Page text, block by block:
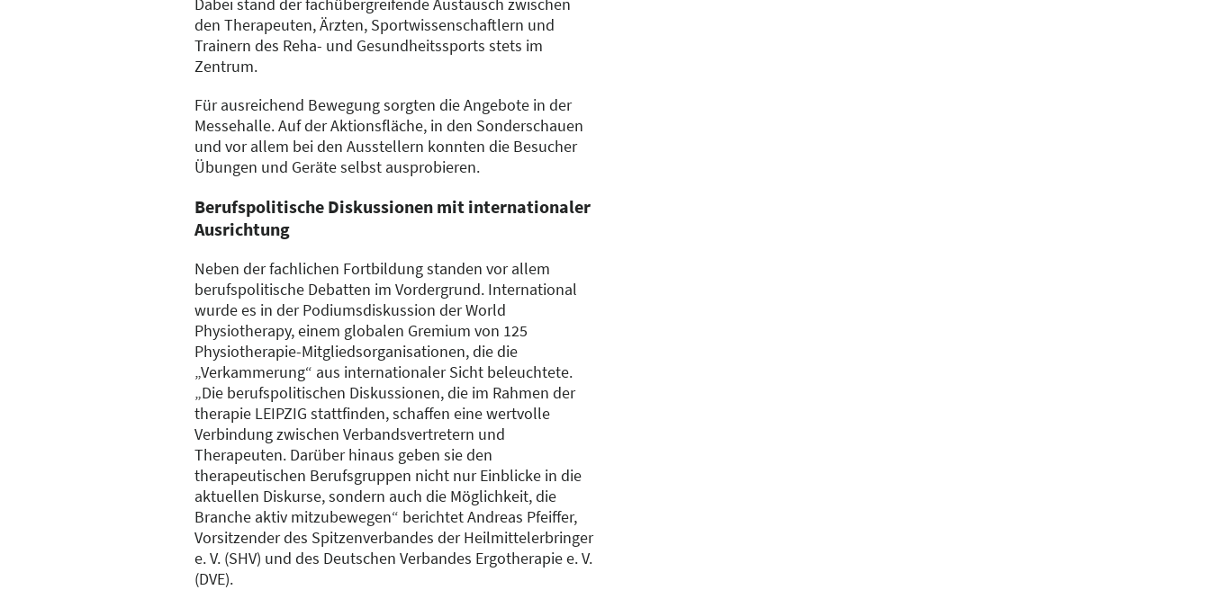
den Therapeuten, Ärzten, Sportwissenschaftlern und
Trainern des Reha- und Gesundheitssports stets im
Zentrum.
Für ausreichend Bewegung sorgten die Angebote in der
Messehalle. Auf der Aktionsfläche, in den Sonderschauen
und vor allem bei den Ausstellern konnten die Besucher
Übungen und Geräte selbst ausprobieren.
Berufspolitische Diskussionen mit internationaler
Ausrichtung
Neben der fachlichen Fortbildung standen vor allem
berufspolitische Debatten im Vordergrund. International
wurde es in der Podiumsdiskussion der World
Physiotherapy, einem globalen Gremium von 125
Physiotherapie-Mitgliedsorganisationen, die die
„Verkammerung“ aus internationaler Sicht beleuchtete.
„Die berufspolitischen Diskussionen, die im Rahmen der
therapie LEIPZIG stattfinden, schaffen eine wertvolle
Verbindung zwischen Verbandsvertretern und
Therapeuten. Darüber hinaus geben sie den
therapeutischen Berufsgruppen nicht nur Einblicke in die
aktuellen Diskurse, sondern auch die Möglichkeit, die
Branche aktiv mitzubewegen“ berichtet Andreas Pfeiffer,
Vorsitzender des Spitzenverbandes der Heilmittelerbringer
e. V. (SHV) und des Deutschen Verbandes Ergotherapie e. V.
(DVE).